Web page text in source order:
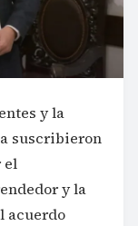
y la
suscribieron
el
y la
acuerdo